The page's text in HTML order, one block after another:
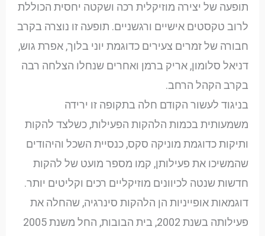
תופעה של יצירה מוזיקלית רכה ושקטה יחסית הכוללת
לרוב טקסטים אישיים ורגשניים. תופעה זו נוצרה בקרב
חבורה של זמרים צעירים כדוגמת יוני בלוך, אפרת גוש,
דניאל סלומון, אריק ברמן ואחרים שנחלו הצלחה רבה
בקרב הקהל הרחב.
בניגוד לעשור הקודם חלה בתקופה זו ירידה
משמעותית בכמות הלהקות הפעילות, כשלצד להקות
ותיקות כדוגמת מוניקה סקס, כנסיית השכל והיהודים
שהמשיכו את פעילותן, קמו מספר מועט של להקות
חדשות שנטה לכיוונים מוזיקליים רכים וקליטים יותר.
דוגמאות אופייניות הן הלהקות סינרגיה, שהחלה את
פעילותה בשנת 2002, בית הבובות, החל משנת 2005